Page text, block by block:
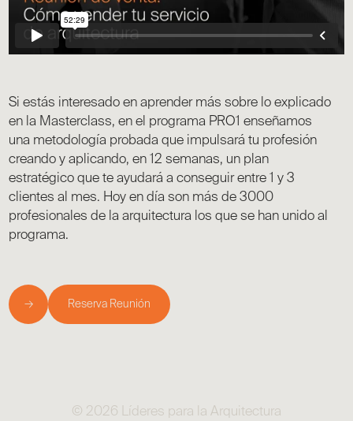
Si estás interesado en aprender más sobre lo explicado
en la Masterclass, en el programa PRO1 enseñamos
una metodología probada que impulsará tu profesión
creando y aplicando, en 12 semanas, un plan
estratégico que te ayudará a conseguir entre 1 y 3
clientes al mes. Hoy en día son más de 3000
profesionales de la arquitectura los que se han unido al
programa.
→ Reserva Reunión
© 2026 Líderes para la Arquitectura